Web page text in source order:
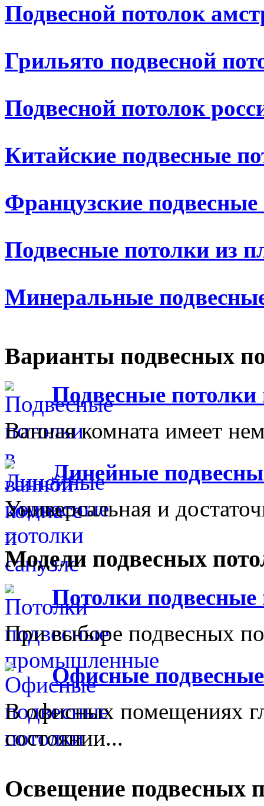
Подвесной потолок
Грильято подвесной
Подвесной потолок
Китайские подвесные
Французские подвесные
Подвесные потолки из
Минеральные
Варианты подвесных
Подвесные потолки
Ванная комната имеет
Линейные
Универсальная и
Модели подвесных
Потолки
При выборе подвесных
Офисные
В офисных помещениях
состоянии...
Освещение подвесных